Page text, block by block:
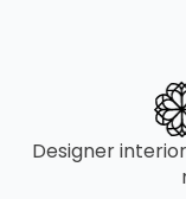
Designer